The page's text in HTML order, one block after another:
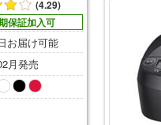
(4.29)
保証加入可
お届け可能
月発売